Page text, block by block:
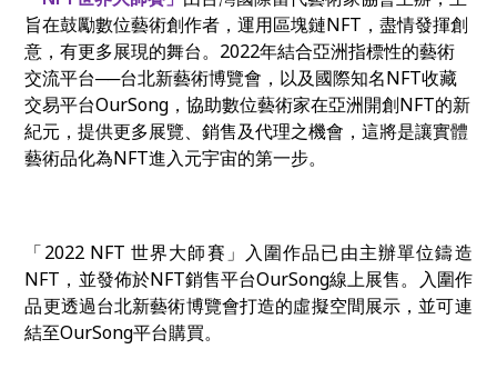
旨在鼓勵數位藝術創作者，運用區塊鏈NFT，盡情發揮創
意，有更多展現的舞台。2022年結合亞洲指標性的藝術
交流平台──台北新藝術博覽會，以及國際知名NFT收藏
交易平台OurSong，協助數位藝術家在亞洲開創NFT的新
紀元，提供更多展覽、銷售及代理之機會，這將是讓實體
藝術品化為NFT進入元宇宙的第一步。
「2022 NFT 世界大師賽」入圍作品已由主辦單位鑄造
NFT，並發佈於NFT銷售平台OurSong線上展售。
入圍作
品更透過台北新藝術博覽會打造的虛擬空間展示，並可連
結至OurSong平台購買。